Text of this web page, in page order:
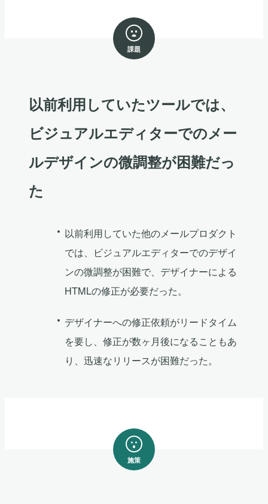
課題
以前利用していたツールでは、
ビジュアルエディターでのメー
ルデザインの微調整が困難だっ
た
以前利用していた他のメールプロダクト
では、ビジュアルエディターでのデザイ
ンの微調整が困難で、デザイナーによる
HTMLの修正が必要だった。
デザイナーへの修正依頼がリードタイム
を要し、修正が数ヶ月後になることもあ
り、迅速なリリースが困難だった。
施策